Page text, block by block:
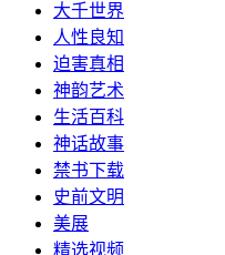
大千世界
人性良知
迫害真相
神韵艺术
生活百科
神话故事
禁书下载
史前文明
美展
精选视频